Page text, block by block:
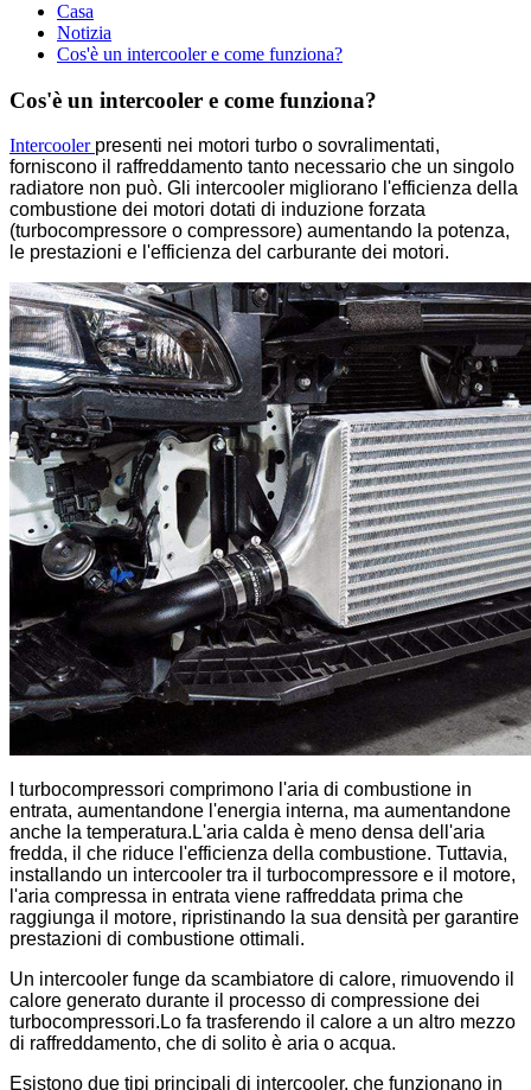
Casa
Notizia
Cos'è un intercooler e come funziona?
Cos'è un intercooler e come funziona?
Intercooler presenti nei motori turbo o sovralimentati,
forniscono il raffreddamento tanto necessario che un singolo
radiatore non può. Gli intercooler migliorano l'efficienza della
combustione dei motori dotati di induzione forzata
(turbocompressore o compressore) aumentando la potenza,
le prestazioni e l'efficienza del carburante dei motori.
I turbocompressori comprimono l'aria di combustione in
entrata, aumentandone l'energia interna, ma aumentandone
anche la temperatura.L'aria calda è meno densa dell'aria
fredda, il che riduce l'efficienza della combustione. Tuttavia,
installando un intercooler tra il turbocompressore e il motore,
l'aria compressa in entrata viene raffreddata prima che
raggiunga il motore, ripristinando la sua densità per garantire
prestazioni di combustione ottimali.
Un intercooler funge da scambiatore di calore, rimuovendo il
calore generato durante il processo di compressione dei
turbocompressori.Lo fa trasferendo il calore a un altro mezzo
di raffreddamento, che di solito è aria o acqua.
Esistono due tipi principali di intercooler, che funzionano in